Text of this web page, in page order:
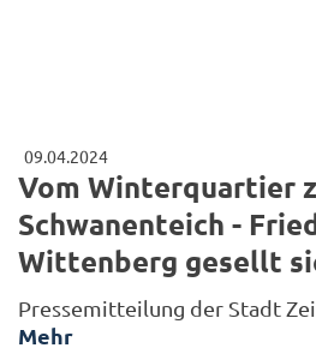
09.04.2024
Vom Winterquartier
Schwanenteich -
Wittenberg gesellt
Pressemitteilung der Stadt
Mehr